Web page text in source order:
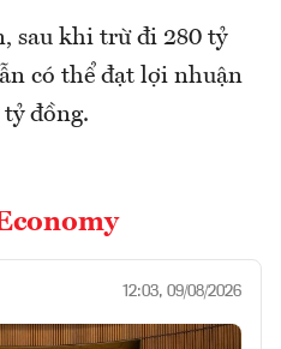
sau khi trừ đi 280 tỷ
có thể đạt lợi nhuận
đồng.
12:03, 09/08/2026